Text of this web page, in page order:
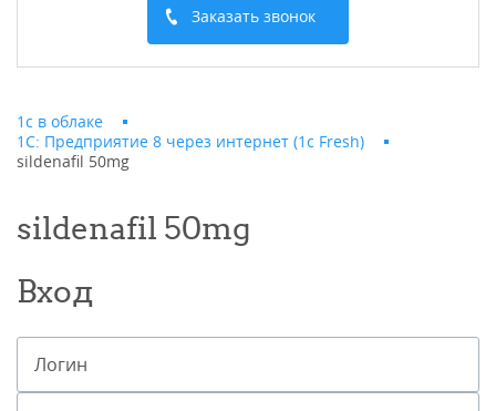
Заказать звонок
1с в облаке
1С: Предприятие 8 через интернет (1c Fresh)
sildenafil 50mg
sildenafil 50mg
Вход